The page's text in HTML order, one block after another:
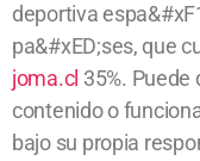
deportiva
pa&#xED;ses, que
joma.cl 35%.
contenido o
bajo su propia